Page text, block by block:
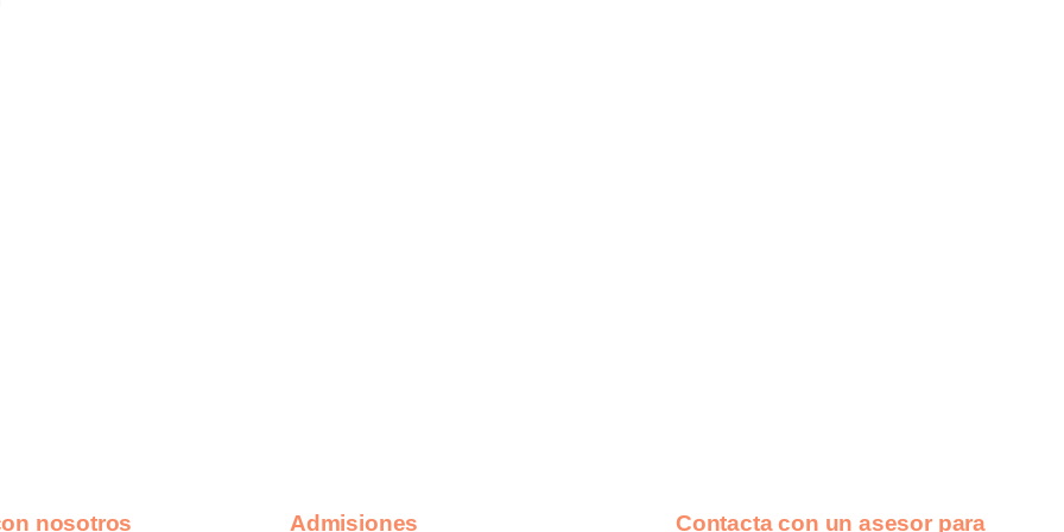
nosotros Admisiones
Contacta con un asesor para